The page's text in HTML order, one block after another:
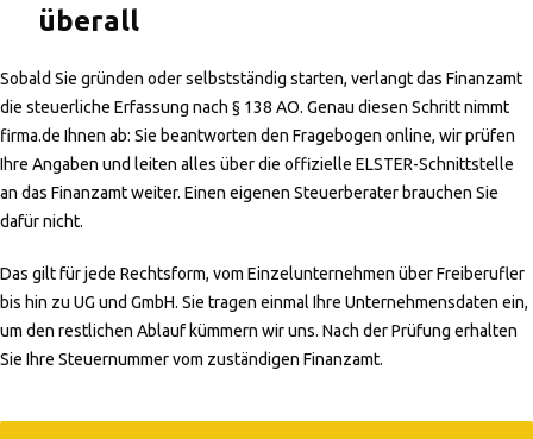
überall
Sobald Sie gründen oder selbstständig starten, verlangt das Finanzamt
die steuerliche Erfassung nach § 138 AO. Genau diesen Schritt nimmt
firma.de Ihnen ab: Sie beantworten den Fragebogen online, wir prüfen
Ihre Angaben und leiten alles über die offizielle ELSTER-Schnittstelle
an das Finanzamt weiter. Einen eigenen Steuerberater brauchen Sie
dafür nicht.
Das gilt für jede Rechtsform, vom Einzelunternehmen über Freiberufler
bis hin zu UG und GmbH. Sie tragen einmal Ihre Unternehmensdaten ein,
um den restlichen Ablauf kümmern wir uns. Nach der Prüfung erhalten
Sie Ihre Steuernummer vom zuständigen Finanzamt.